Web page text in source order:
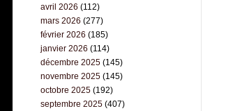
avril 2026 (112)
mars 2026 (277)
février 2026 (185)
janvier 2026 (114)
décembre 2025(145)
novembre 2025(145)
octobre 2025(192)
septembre 2025(407)